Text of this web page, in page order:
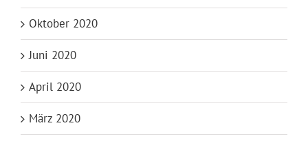
Oktober 2020
Juni 2020
April 2020
März 2020